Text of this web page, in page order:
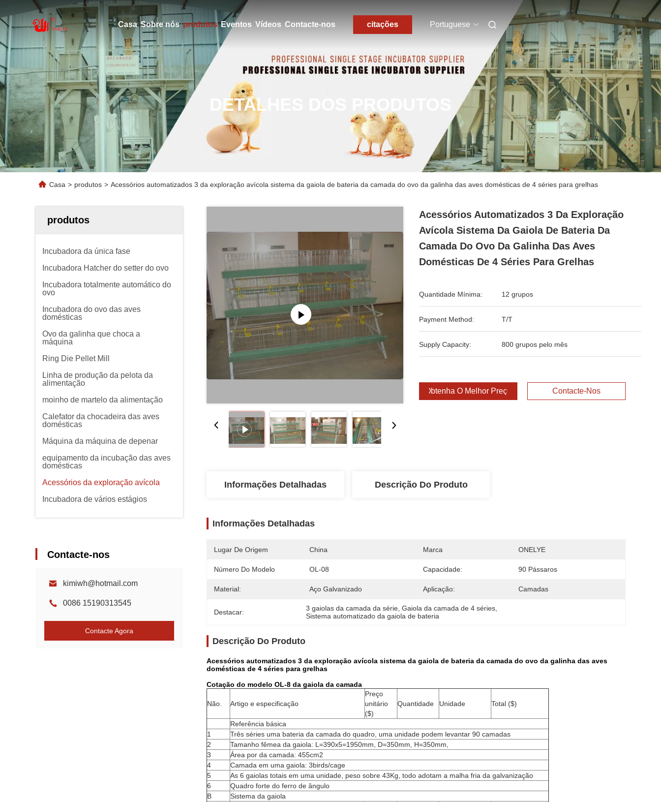
Casa Sobre nós produtos Eventos Vídeos Contacte-nos citações Portuguese
DETALHES DOS PRODUTOS
Casa > produtos > Acessórios automatizados 3 da exploração avícola sistema da gaiola de bateria da camada do ovo da galinha das aves domésticas de 4 séries para grelhas
produtos
Incubadora da única fase
Incubadora Hatcher do setter do ovo
Incubadora totalmente automático do
ovo
Incubadora do ovo das aves
domésticas
Ovo da galinha que choca a
máquina
Ring Die Pellet Mill
Linha de produção da pelota da
alimentação
moinho de martelo da alimentação
Calefator da chocadeira das aves
domésticas
Máquina da máquina de depenar
equipamento da incubação das aves
domésticas
Acessórios da exploração avícola
Incubadora de vários estágios
Contacte-nos
kimiwh@hotmail.com
0086 15190313545
Contacte Agora
Acessórios Automatizados 3 Da Exploração
Avícola Sistema Da Gaiola De Bateria Da
Camada Do Ovo Da Galinha Das Aves
Domésticas De 4 Séries Para Grelhas
Quantidade Mínima: 12 grupos
Payment Method: T/T
Supply Capacity: 800 grupos pelo mês
Obtenha O Melhor Preço Contacte-Nos
Informações Detalhadas Descrição Do Produto
Informações Detalhadas
Lugar De Origem China Marca ONELYE
Número Do Modelo OL-08 Capacidade: 90 Pássaros
Material: Aço Galvanizado Aplicação: Camadas
Destacar: 3 gaiolas da camada da série , Gaiola da camada de 4 séries
Sistema automatizado da gaiola de bateria
Descrição Do Produto
Acessórios automatizados 3 da exploração avícola sistema da gaiola de bateria da camada do ovo da galinha das aves
domésticas de 4 séries para grelhas
Cotação do modelo OL-8 da gaiola da camada
Não. Artigo e especificação
Preço
unitário
($)
Quantidade Unidade Total ($)
Referência básica
1
Três séries uma bateria da camada do quadro, uma unidade podem levantar 90 camadas
2
Tamanho fêmea da gaiola: L=390x5=1950mm, D=350mm, H=350mm,
3
Área por da camada: 455cm2
4
Camada em uma gaiola: 3birds/cage
5
As 6 gaiolas totais em uma unidade, peso sobre 43Kg, todo adotam a malha fria da galvanização
6
Quadro forte do ferro de ângulo
B
Sistema da gaiola